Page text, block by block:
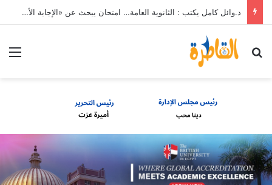
د.وائل كامل يكتب : الثانوية العامة… امتحان يبحث عن «الإجابة الأصح» لا الصحيحة، وتنسيق يصادر الاختيار، وقدرة مالية تفتح أبوابًا مغلقة
بحث عن